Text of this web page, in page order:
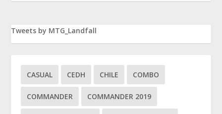
Tweets by MTG_Landfall
CASUAL CEDH CHILE COMBO
COMMANDER COMMANDER 2019